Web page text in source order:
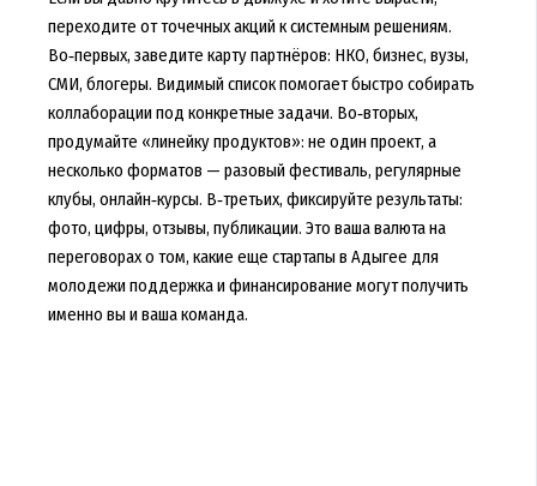
переходите от точечных акций к системным решениям.
Во‑первых, заведите карту партнёров: НКО, бизнес, вузы,
СМИ, блогеры. Видимый список помогает быстро собирать
коллаборации под конкретные задачи. Во‑вторых,
продумайте «линейку продуктов»: не один проект, а
несколько форматов — разовый фестиваль, регулярные
клубы, онлайн‑курсы. В‑третьих, фиксируйте результаты:
фото, цифры, отзывы, публикации. Это ваша валюта на
переговорах о том, какие еще стартапы в Адыгее для
молодежи поддержка и финансирование могут получить
именно вы и ваша команда.